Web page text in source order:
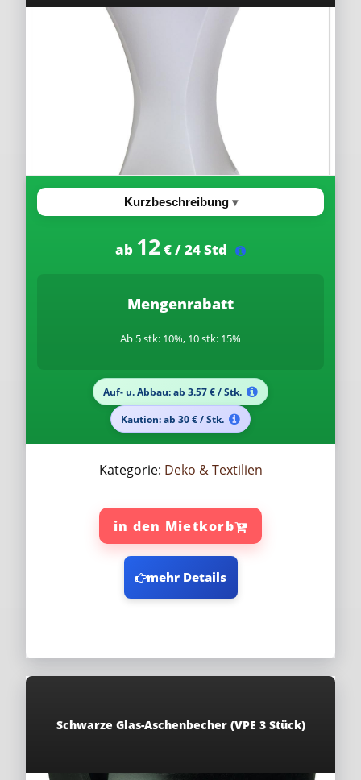
Kurzbeschreibung
ab 12€ / 24 Std
Mengenrabatt
Ab 5 stk: 10%, 10 stk: 15%
Auf- u. Abbau: ab 3.57 € / Stk.
Kaution: ab 30 € / Stk.
Kategorie: Deko & Textilien
in den Mietkorb
mehr Details
Schwarze Glas-Aschenbecher (VPE 3 Stück)